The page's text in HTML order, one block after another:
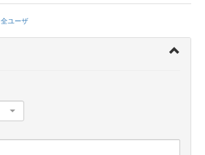
全ユーザ